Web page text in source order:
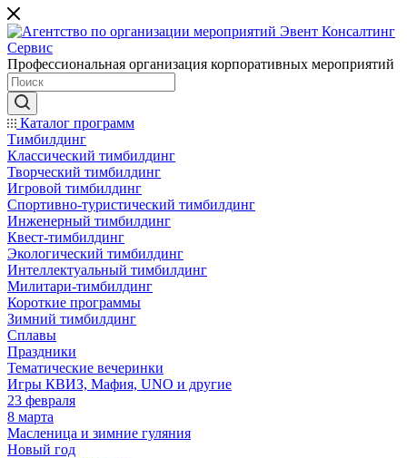
Профессиональная организация корпоративных мероприятий
Каталог программ
Тимбилдинг
Классический тимбилдинг
Творческий тимбилдинг
Игровой тимбилдинг
Спортивно-туристический тимбилдинг
Инженерный тимбилдинг
Квест-тимбилдинг
Экологический тимбилдинг
Интеллектуальный тимбилдинг
Милитари-тимбилдинг
Короткие программы
Зимний тимбилдинг
Сплавы
Праздники
Тематические вечеринки
Игры КВИЗ, Мафия, UNO и другие
23 февраля
8 марта
Масленица и зимние гуляния
Новый год